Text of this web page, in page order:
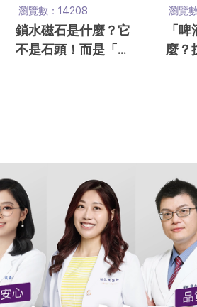
瀏覽數：14208
鎖水磁石是什麼？它
不是石頭！而是「臉
瀏覽
「
麼？